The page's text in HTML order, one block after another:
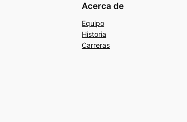
Acerca de
Equipo
Historia
Carreras